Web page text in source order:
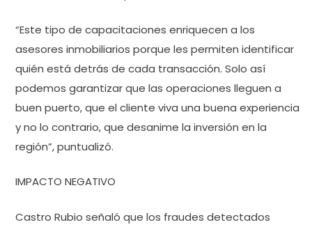
“Este tipo de capacitaciones enriquecen a los
asesores inmobiliarios porque les permiten identificar
quién está detrás de cada transacción. Solo así
podemos garantizar que las operaciones lleguen a
buen puerto, que el cliente viva una buena experiencia
y no lo contrario, que desanime la inversión en la
región”, puntualizó.
IMPACTO NEGATIVO
Castro Rubio señaló que los fraudes detectados